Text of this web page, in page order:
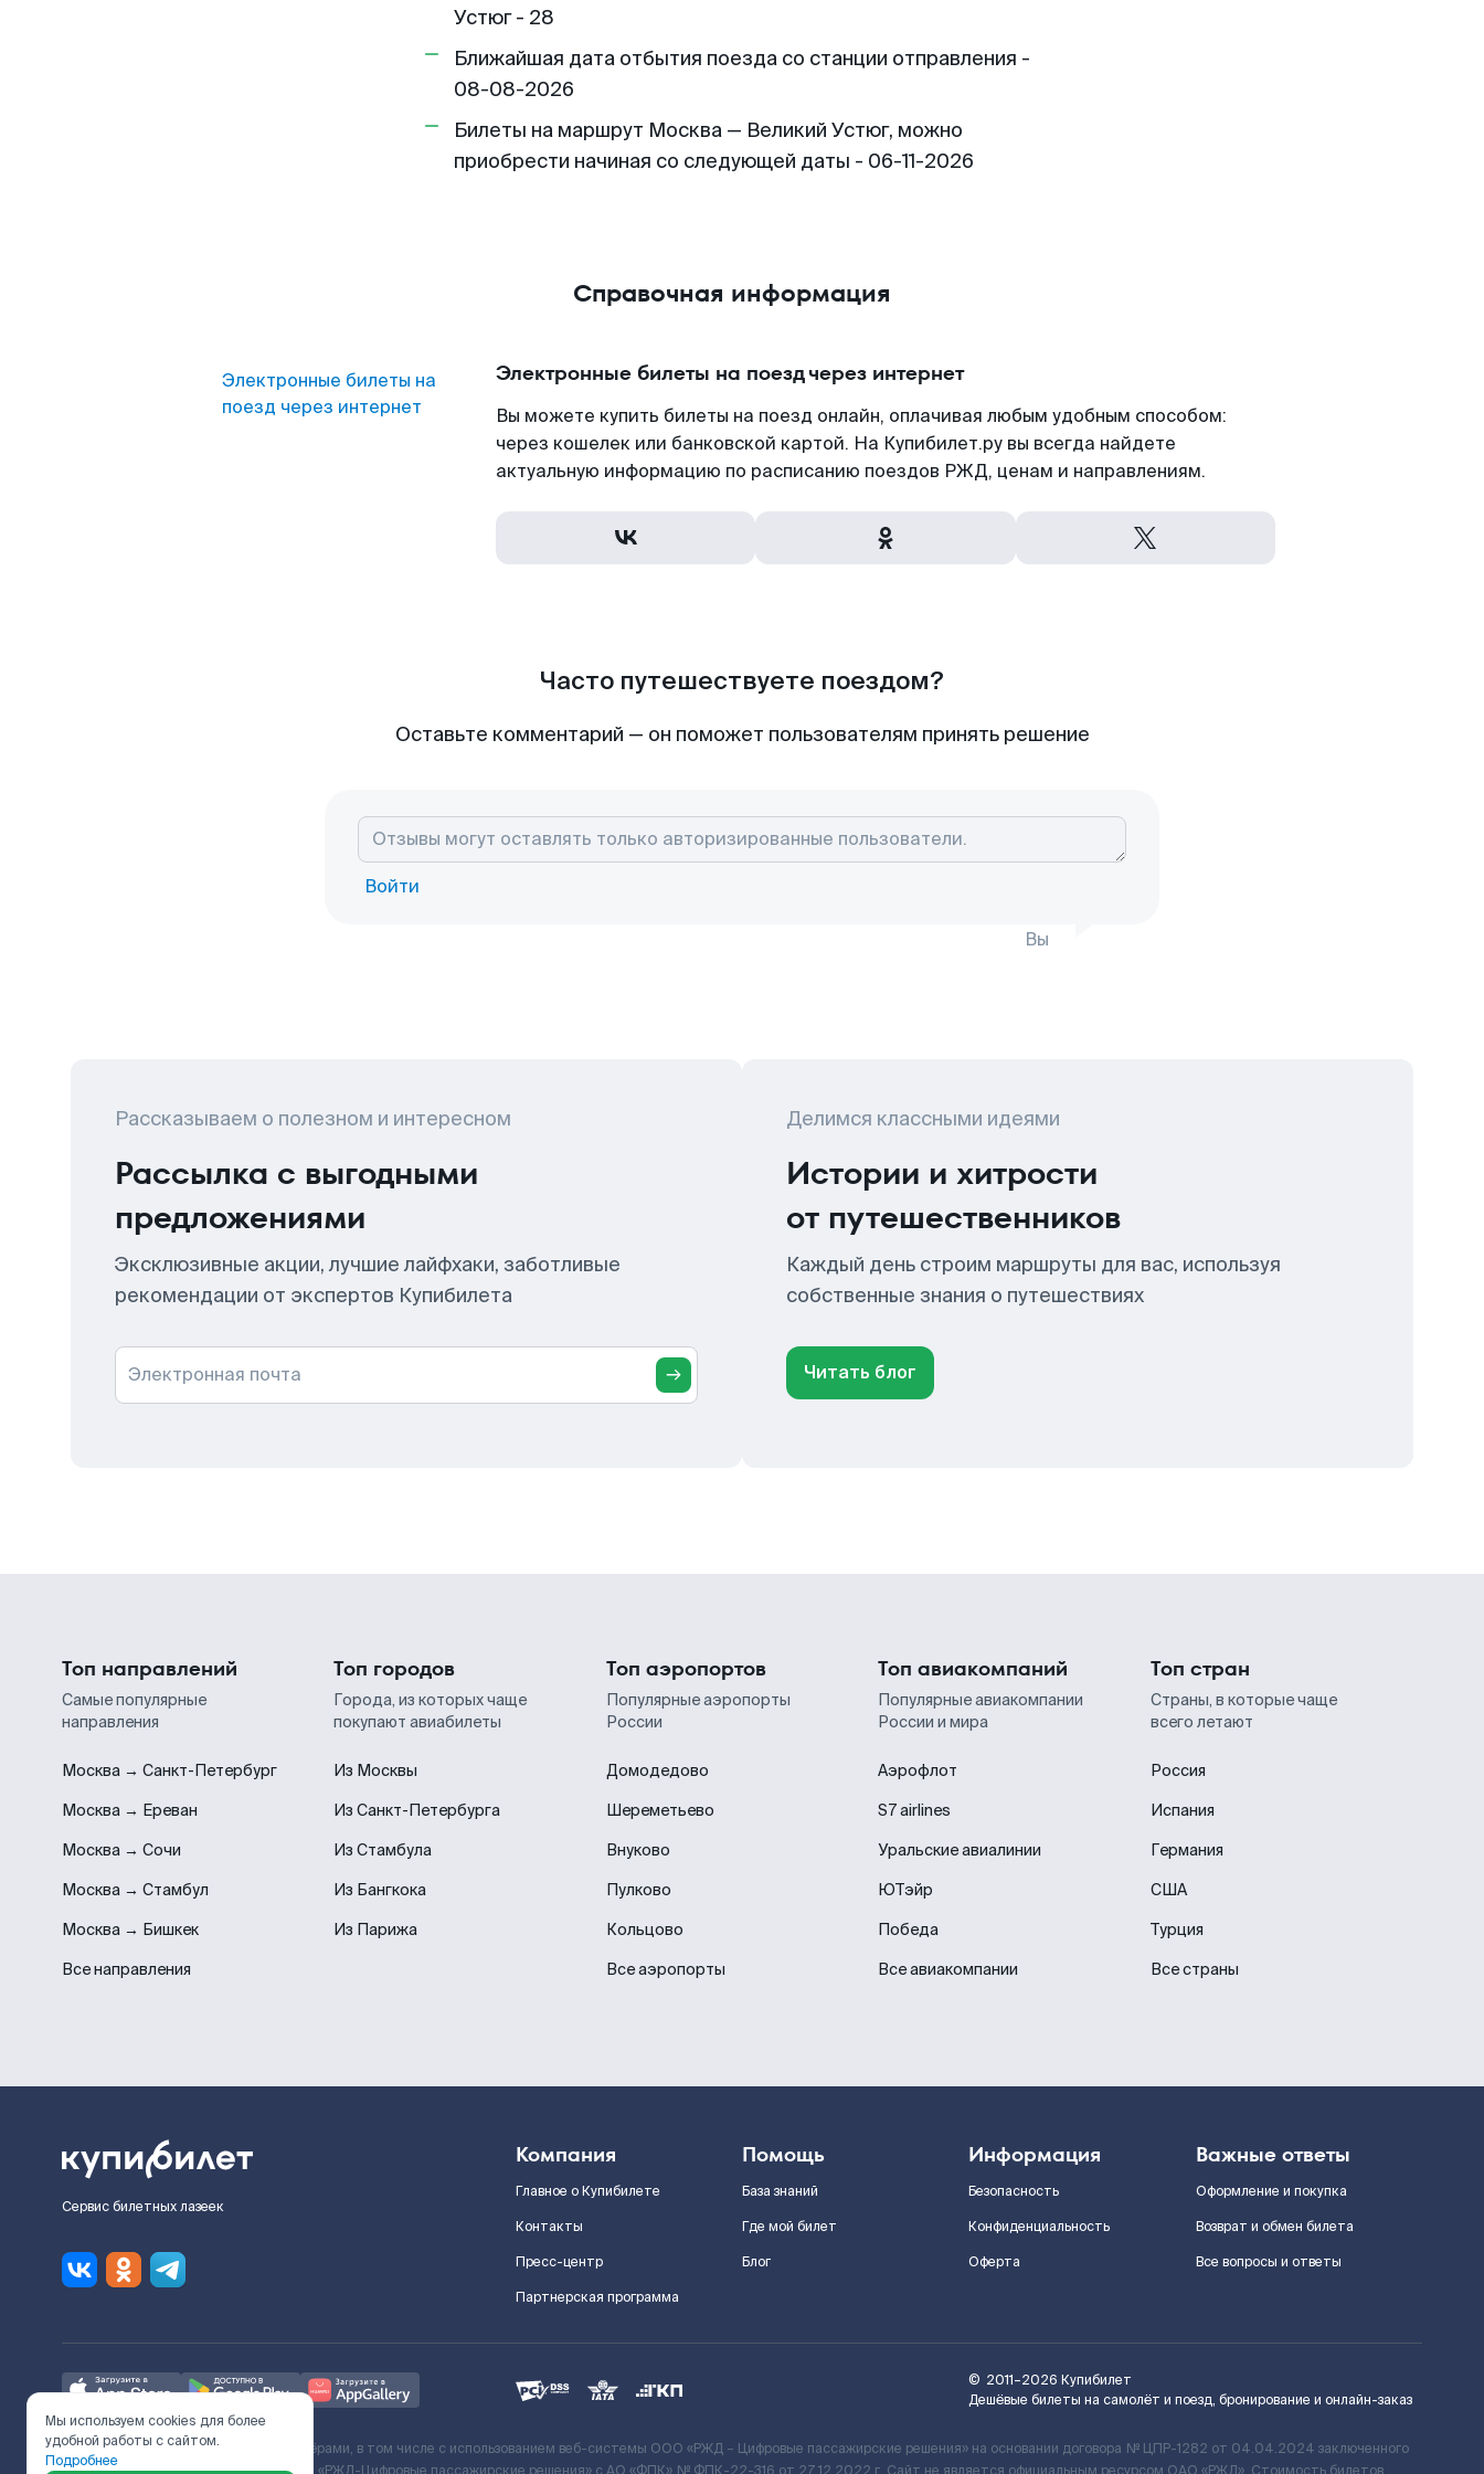
Устюг - 28
Ближайшая дата отбытия поезда со станции отправления -
08-08-2026
Билеты на маршрут Москва — Великий Устюг, можно
приобрести начиная со следующей даты - 06-11-2026
Справочная информация
Электронные билеты на
поезд через интернет
Электронные билеты на поезд через интернет
Вы можете купить билеты на поезд онлайн, оплачивая любым удобным способом:
через кошелек или банковской картой. На Купибилет.ру вы всегда найдете
актуальную информацию по расписанию поездов РЖД, ценам и направлениям.
Часто путешествуете поездом?
Оставьте комментарий — он поможет пользователям принять решение
Войти
Вы
Рассказываем о полезном и интересном
Рассылка с выгодными
предложениями
Эксклюзивные акции, лучшие лайфхаки, заботливые
рекомендации от экспертов Купибилета
Электронная почта
Делимся классными идеями
Истории и хитрости
от путешественников
Каждый день строим маршруты для вас, используя
собственные знания о путешествиях
Читать блог
Топ направлений
Самые популярные
направления
Москва → Санкт-Петербург
Москва → Ереван
Москва → Сочи
Москва → Стамбул
Москва → Бишкек
Все направления
Топ городов
Города, из которых чаще
покупают авиабилеты
Из Москвы
Из Санкт-Петербурга
Из Стамбула
Из Бангкока
Из Парижа
Топ аэропортов
Популярные аэропорты
России
Домодедово
Шереметьево
Внуково
Пулково
Кольцово
Все аэропорты
Топ авиакомпаний
Популярные авиакомпании
России и мира
Аэрофлот
S7 airlines
Уральские авиалинии
ЮТэйр
Победа
Все авиакомпании
Топ стран
Страны, в которые чаще
всего летают
Россия
Испания
Германия
США
Турция
Все страны
Сервис билетных лазеек
Компания
Главное о Купибилете
Контакты
Пресс-центр
Партнерская программа
Помощь
База знаний
Где мой билет
Блог
Информация
Безопасность
Конфиденциальность
Оферта
Важные ответы
Оформление и покупка
Возврат и обмен билета
Все вопросы и ответы
© 2011–2026 Купибилет
Дешёвые билеты на самолёт и поезд, бронирование и онлайн-заказ
Ж/Д билеты предоставляются партнёрами, в том числе с использованием веб-системы ООО «РЖД – Цифровые пассажирские решения» на основании договора № ЦПР-1282 от 04.04.2024 заключенного
Мы используем cookies для более
удобной работы с сайтом.
Подробнее